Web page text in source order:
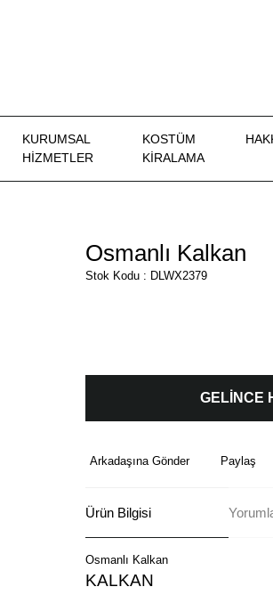
KURUMSAL
HİZMETLER
KOSTÜM
KIRALAMA
Osmanlı Kalkan
Stok Kodu : DLWX2379
GELİNCE
Arkadaşına Gönder Paylaş
Ürün Bilgisi
Osmanlı Kalkan
KALKAN